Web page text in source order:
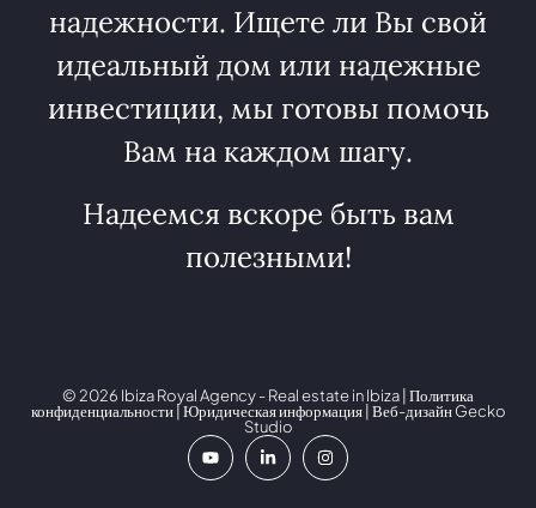
надежности. Ищете ли Вы свой
идеальный дом или надежные
инвестиции, мы готовы помочь
Вам на каждом шагу.
Надеемся вскоре быть вам
полезными!
© 2026 Ibiza Royal Agency - Real estate in Ibiza | Политика
конфиденциальности|Юридическая информация| Веб-дизайнGecko
Studio